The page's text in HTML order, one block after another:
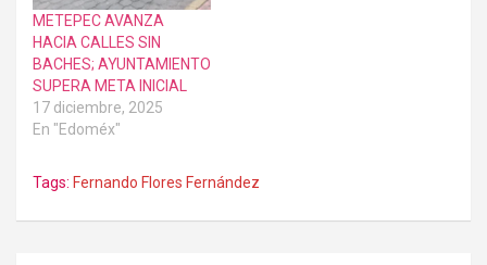
METEPEC AVANZA
HACIA CALLES SIN
BACHES; AYUNTAMIENTO
SUPERA META INICIAL
17 diciembre, 2025
En "Edoméx"
Tags: Fernando Flores Fernández